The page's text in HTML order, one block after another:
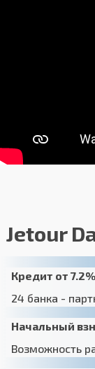
Jetour
Кредит от 7.2%
24 банка -
Начальный
Возможность